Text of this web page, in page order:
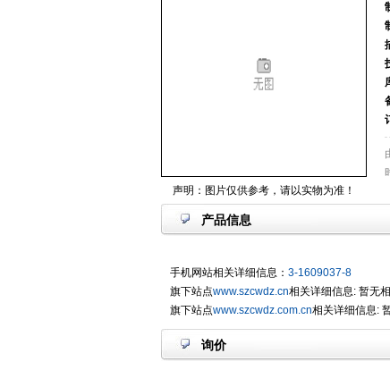
声明：图片仅供参考，请以实物为准！
产品信息
手机网站相关详细信息： 3-1609037-8
旗下站点www.szcwdz.cn相关详细信息: 暂无
旗下站点www.szcwdz.com.cn相关详细信息:
询价